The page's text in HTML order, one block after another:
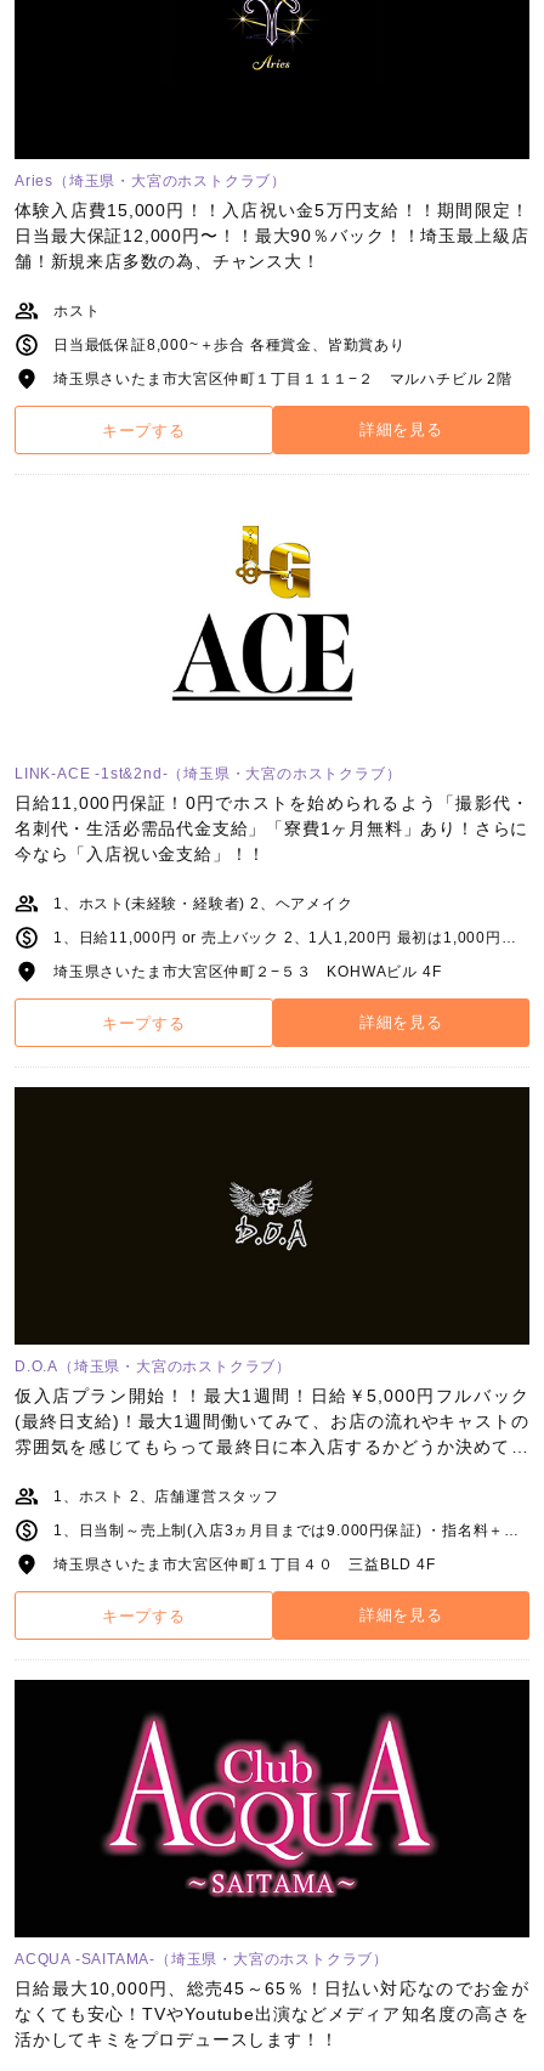
Aries（埼玉県・大宮のホストクラブ）
体験入店費15,000円！！入店祝い金5万円支給！！期間限定！
日当最大保証12,000円〜！！最大90％バック！！埼玉最上級店
舗！新規来店多数の為、チャンス大！
ホスト
日当最低保証8,000~＋歩合 各種賞金、皆勤賞あり
埼玉県さいたま市大宮区仲町１丁目１１１−２ マルハチビル 2階
キープする 詳細を見る
LINK-ACE -1st&2nd-（埼玉県・大宮のホストクラブ）
日給11,000円保証！0円でホストを始められるよう「撮影代・
名刺代・生活必需品代金支給」「寮費1ヶ月無料」あり！さらに
今なら「入店祝い金支給」！！
1、ホスト(未経験・経験者) 2、ヘアメイク
1、日給11,000円 or 売上バック 2、1人1,200円 最初は1,000円スタート：人により1,200円でも可能 交通費支給 ※上限あり／待機手当1,000円
埼玉県さいたま市大宮区仲町２−５３ KOHWAビル 4F
キープする 詳細を見る
D.O.A（埼玉県・大宮のホストクラブ）
仮入店プラン開始！！最大1週間！日給￥5,000円フルバック
(最終日支給)！最大1週間働いてみて、お店の流れやキャストの
雰囲気を感じてもらって最終日に本入店するかどうか決めて頂
1、ホスト 2、店舗運営スタッフ
1、日当制～売上制(入店3ヵ月目までは9.000円保証) ・指名料＋同伴料＋場内指名料フルバック 売上者は総売上の50%～60%バック 新人賞、皆勤賞、店舗売上賞金、店舗指名本数賞金、有り！ 2、応相談
埼玉県さいたま市大宮区仲町１丁目４０ 三益BLD 4F
キープする 詳細を見る
ACQUA -SAITAMA-（埼玉県・大宮のホストクラブ）
日給最大10,000円、総売45～65％！日払い対応なのでお金が
なくても安心！TVやYoutube出演などメディア知名度の高さを
活かしてキミをプロデュースします！！